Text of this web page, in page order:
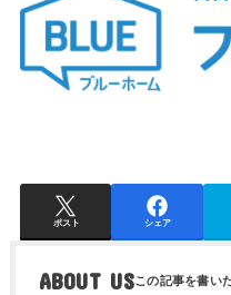
ポスト シェア
ABOUT US